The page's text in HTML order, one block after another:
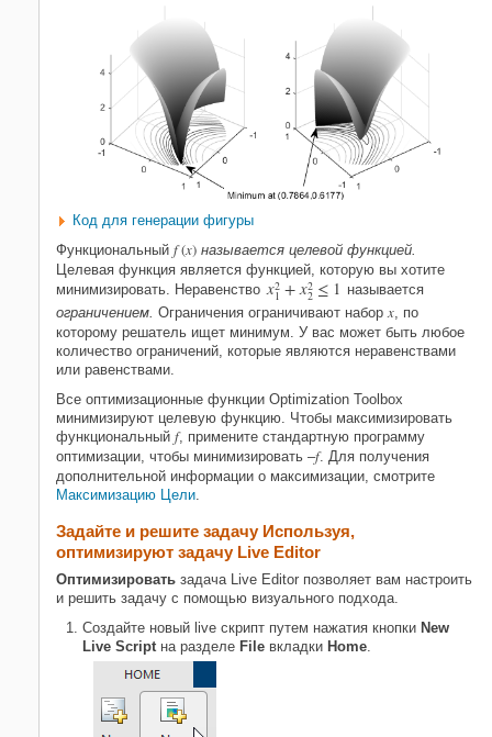
Код для генерации фигуры
Функциональный f(x) называется целевой функцией.
Целевая функция является функцией, которую вы хотите
минимизировать. Неравенство x2
1 +x2
2 ≤ 1 называется
ограничением. Ограничения ограничивают наборx, по
которому решатель ищет минимум. У вас может быть любое
количество ограничений, которые являются неравенствами
или равенствами.
Все оптимизационные функции Optimization Toolbox
минимизируют целевую функцию. Чтобы максимизировать
функциональный f, примените стандартную программу
оптимизации, чтобы минимизировать –f. Для получения
дополнительной информации о максимизации, смотрите
Максимизацию Цели.
Задайте и решите задачу Используя,
оптимизируют задачу Live Editor
Оптимизировать задача Live Editor позволяет вам настроить
и решить задачу с помощью визуального подхода.
Создайте новый live скрипт путем нажатия кнопки New
Live Scriptна разделе File вкладки Home.